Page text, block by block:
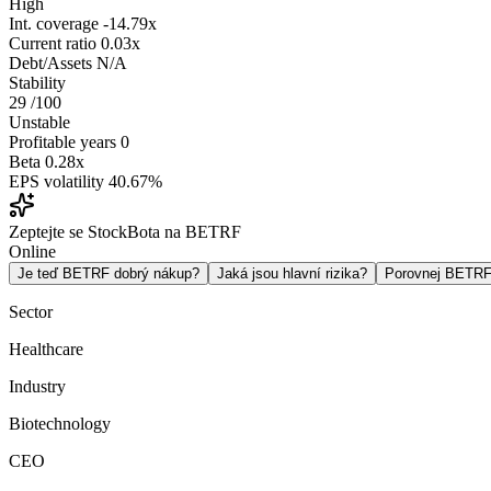
High
Int. coverage -14.79x
Current ratio 0.03x
Debt/Assets N/A
Stability
29 /100
Unstable
Profitable years 0
Beta 0.28x
EPS volatility 40.67%
Zeptejte se StockBota na BETRF
Online
Je teď BETRF dobrý nákup? Jaká jsou hlavní rizika? Porovnej
Sector
Healthcare
Industry
Biotechnology
CEO